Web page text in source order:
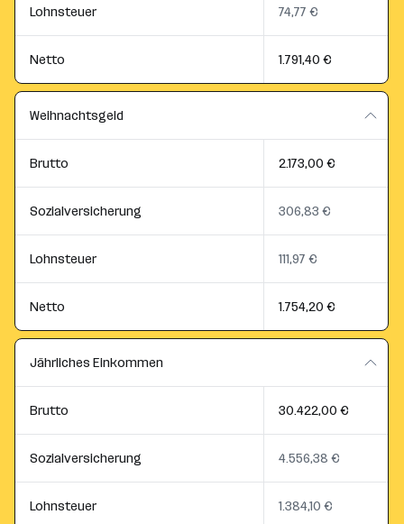
Lohnsteuer 74,77 €
Netto 1.791,40 €
Weihnachtsgeld
Brutto 2.173,00 €
Sozialversicherung 306,83 €
Lohnsteuer 111,97 €
Netto 1.754,20 €
Jährliches Einkommen
Brutto 30.422,00 €
Sozialversicherung 4.556,38 €
Lohnsteuer 1.384,10 €